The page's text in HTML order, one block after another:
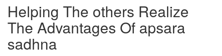
Helping The others Realize
The Advantages Of apsara
sadhna